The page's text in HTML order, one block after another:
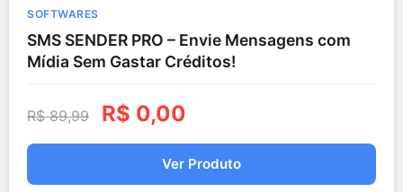
SOFTWARES
SMS SENDER PRO – Envie Mensagens com
Mídia Sem Gastar Créditos!
R$89,99 R$ 0,00
Ver Produto